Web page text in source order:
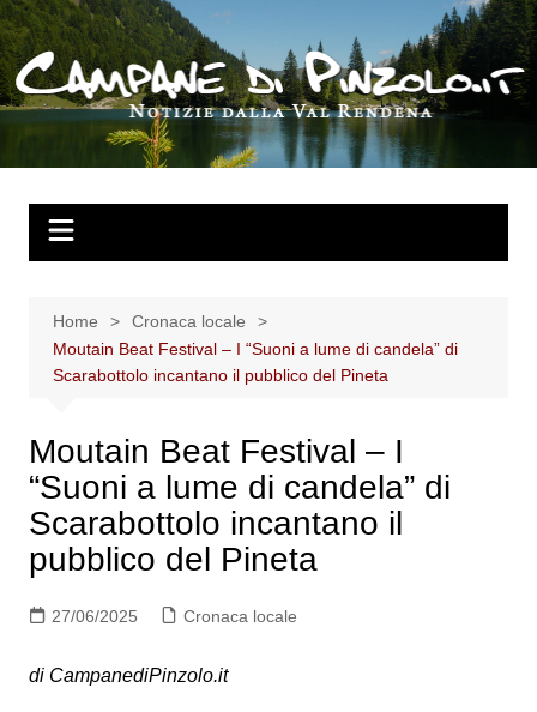
Salta
al
contenuto
Home
Cronaca locale
Moutain Beat Festival – I “Suoni a lume di candela” di
Scarabottolo incantano il pubblico del Pineta
Moutain Beat Festival – I
“Suoni a lume di candela” di
Scarabottolo incantano il
pubblico del Pineta
27/06/2025 Cronaca locale
di CampanediPinzolo.it